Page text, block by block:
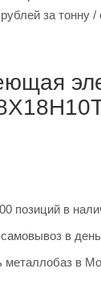
позиций в
в
металлобаз в